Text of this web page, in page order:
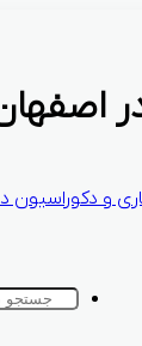
و دکوراسیون